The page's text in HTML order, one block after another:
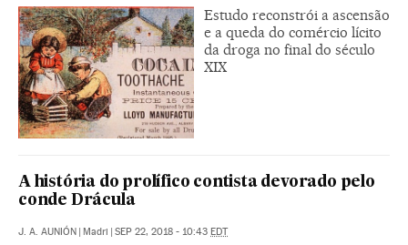
Estudo reconstrói a ascensão
e a queda do comércio lícito
da droga no final do século
XIX
A história do prolífico contista devorado pelo
conde Drácula
J. A. AUNIÓN Madri SEP 22, 2018 - 10:43 EDT